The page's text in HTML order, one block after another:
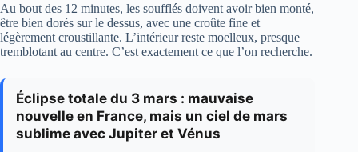
Au bout des 12 minutes, les soufflés doivent avoir bien monté,
être bien dorés sur le dessus, avec une croûte fine et
légèrement croustillante. L’intérieur reste moelleux, presque
tremblotant au centre. C’est exactement ce que l’on recherche.
Éclipse totale du 3 mars : mauvaise
nouvelle en France, mais un ciel de mars
sublime avec Jupiter et Vénus